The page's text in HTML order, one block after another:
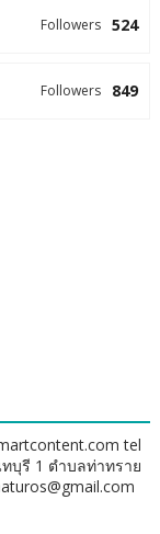
524
Followers
849
Followers
tel
บุรี 1 ตำบลท่าทราย